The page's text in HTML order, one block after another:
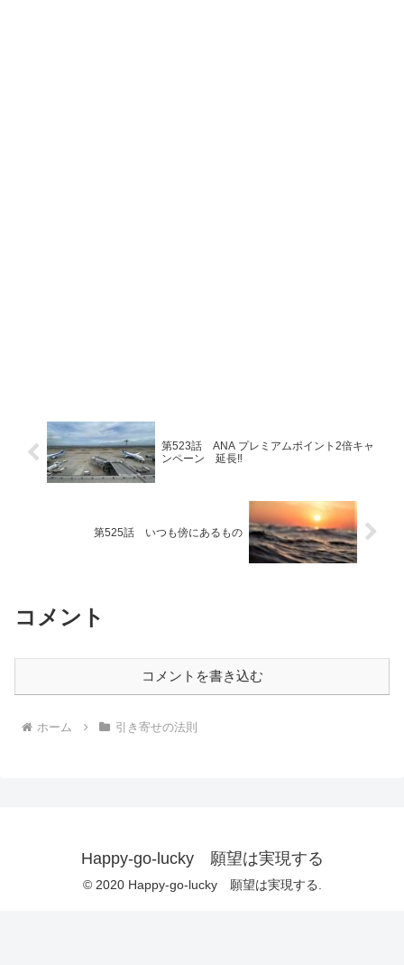
第523話 ANA プレミアムポイント2倍キャ
ンペーン 延長‼
第525話 いつも傍にあるもの
コメント
コメントを書き込む
ホーム 引き寄せの法則
Happy-go-lucky 願望は実現する
© 2020 Happy-go-lucky 願望は実現する.